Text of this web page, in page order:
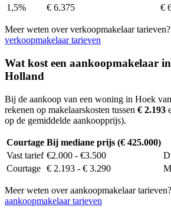
1,5%
€ 6.375 €
Meer weten over verkoopmakelaar
verkoopmakelaar tarieven
Wat kost een aankoopmakelaar
Holland
Bij de aankoop van een woning in Hoek
rekenen op makelaarskosten tussen € 2.193
op de gemiddelde aankoopprijs).
Courtage Bij mediane prijs (€ 425.000)
Vast tarief €2.000 - €3.500
Courtage € 2.193 - € 3.290
Meer weten over aankoopmakelaar
aankoopmakelaar tarieven